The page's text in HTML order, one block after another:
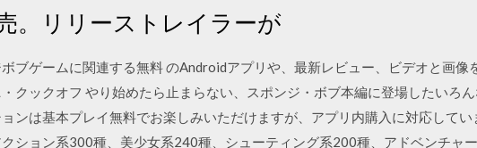
。リリーストレイラーが
ブゲームに関連する無料 のAndroidアプリや、最新レビュー、ビデオと画像
・クックオフ やり始めたら止まらない、スポンジ・ボブ本編に登場したいろ
ンは基本プレイ無料でお楽しみいただけますが、アプリ内購入に対応して
ション系300種、美少女系240種、シューティング系200種、アドベンチャ